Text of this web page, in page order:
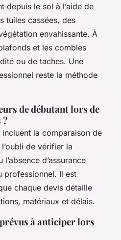
depuis le sol à l’aide de
tuiles cassées, des
envahissante. À
et les combles
ou de taches. Une
reste la méthode
de débutant lors de
?
la comparaison de
de vérifier la
l’absence d’assurance
professionnel. Il est
chaque devis détaille
matériaux et délais.
à anticiper lors